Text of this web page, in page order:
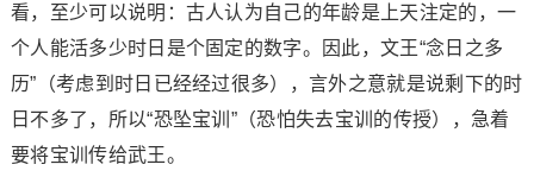
看，至少可以说明：古人认为自己的年龄是上天注定的，一
个人能活多少时日是个固定的数字。因此，文王“念日之多
历”（考虑到时日已经经过很多），言外之意就是说剩下的时
日不多了，所以“恐坠宝训”（恐怕失去宝训的传授），急着
要将宝训传给武王。